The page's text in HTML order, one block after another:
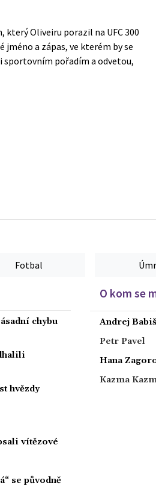
který Oliveiru porazil na UFC 300
a zápas, ve kterém by se
sportovním pořadím a odvetou,
Fotbal
chybu
hvězdy
vítězové
se původně
O kom se
Andrej Babiš
Petr Pavel
Hana
Kazma